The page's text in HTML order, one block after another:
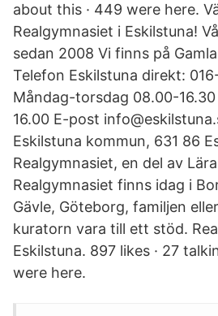
about this · 449 were here.
Realgymnasiet i Eskilstuna!
sedan 2008 Vi finns på
Telefon Eskilstuna direkt:
Måndag-torsdag 08.00-
16.00 E-post
Eskilstuna kommun, 631 86
Realgymnasiet, en del av
Realgymnasiet finns idag i
Gävle, Göteborg, familjen
kuratorn vara till ett stöd.
Eskilstuna. 897 likes · 27
were here.